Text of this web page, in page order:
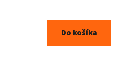
Do košíka